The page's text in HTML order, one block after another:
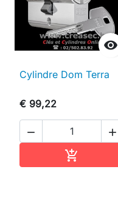

Cylindre Dom Terra
€ 99,22
 
